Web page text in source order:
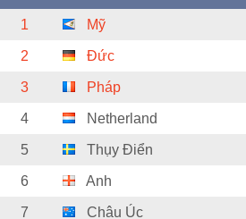
1 Mỹ
2 Đức
3 Pháp
4 Netherland
5 Thụy Điển
6 Anh
7 Châu Úc